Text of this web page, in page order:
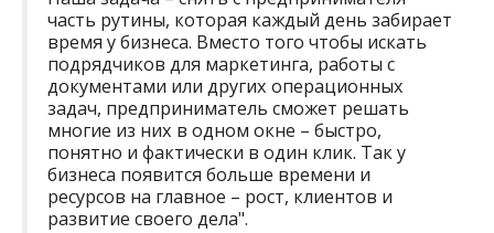
часть рутины, которая каждый день забирает
время у бизнеса. Вместо того чтобы искать
подрядчиков для маркетинга, работы с
документами или других операционных
задач, предприниматель сможет решать
многие из них в одном окне – быстро,
понятно и фактически в один клик. Так у
бизнеса появится больше времени и
ресурсов на главное – рост, клиентов и
развитие своего дела".